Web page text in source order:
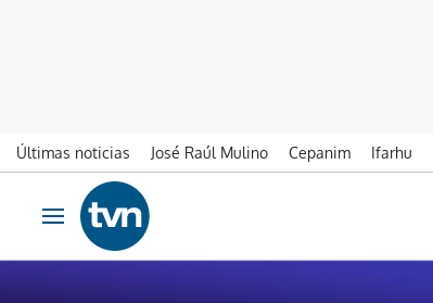
Últimas noticias José Raúl Mulino Cepanim Ifarhu
Ir al contenido
Obrir navegació